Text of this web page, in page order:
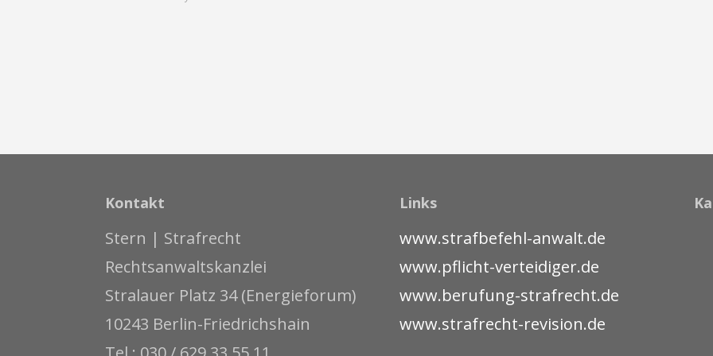
Kontakt
Stern | Strafrecht
Rechtsanwaltskanzlei
Stralauer Platz 34 (Energieforum)
10243 Berlin-Friedrichshain
Links
www.strafbefehl-anwalt.de
www.pflicht-verteidiger.de
www.berufung-strafrecht.de
www.strafrecht-revision.de